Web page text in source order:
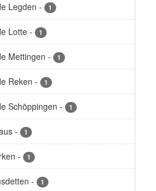
Legden - 1
Lotte - 1
Mettingen - 1
Reken - 1
Schöppingen - 1
- 1
- 1
- 1